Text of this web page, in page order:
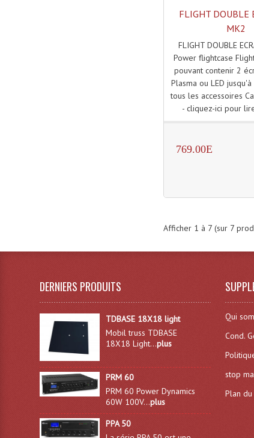
FLIGHT DOUBLE
MK2
FLIGHT DOUBLE
Power flightcase
pouvant contenir 2
Plasma ou LED
tous les accessoires
- cliquez-ici pour
769.00E
Afficher 1 à 7(sur 7
DERNIERS PRODUITS
TDBASE 18X18 light
Mobil truss TDBASE
18X18 Light...plus
PRM 60
PRM 60 Power Dynamics
60W 100V...plus
PPA 50
Qui
Cond.
stop
Plan